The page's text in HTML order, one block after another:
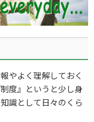
やよく理解しておく
度』というと少し身
識として日々のくら